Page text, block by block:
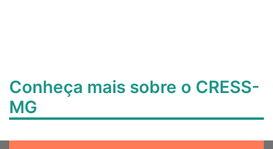
Conheça mais sobre o CRESS-
MG